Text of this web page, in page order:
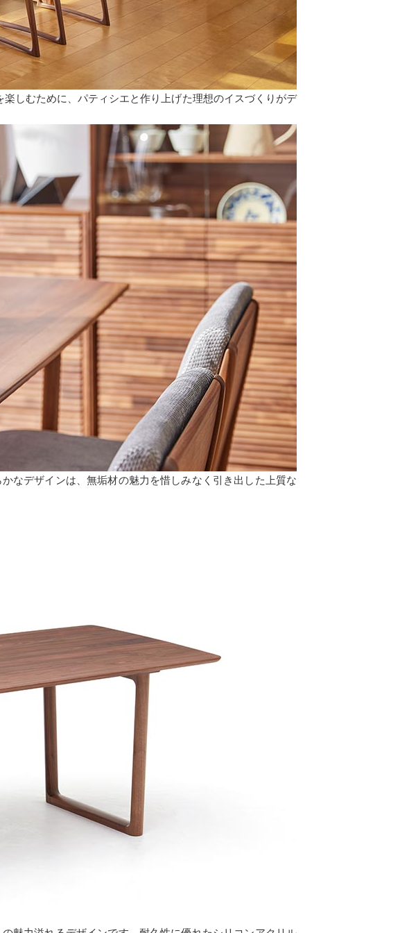
しむために、パティシエと作り上げた理想のイスづくりがデ
なデザインは、無垢材の魅力を惜しみなく引き出した上質な